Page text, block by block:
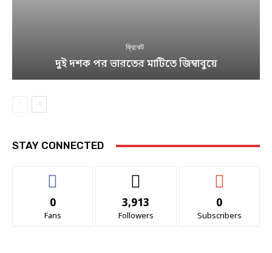
ক্রিকেট
দুই দশক পর ভারতের মাটিতে জিম্বাবুয়ে
STAY CONNECTED
0
Fans
3,913
Followers
0
Subscribers